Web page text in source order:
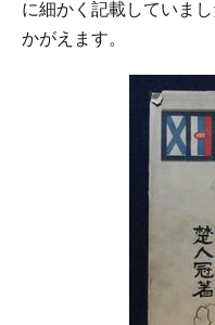
に細かく記載していま
かがえます。